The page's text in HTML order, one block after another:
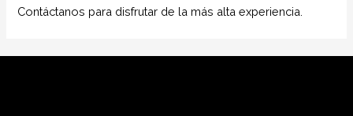
Contáctanos para disfrutar de la más alta experiencia.